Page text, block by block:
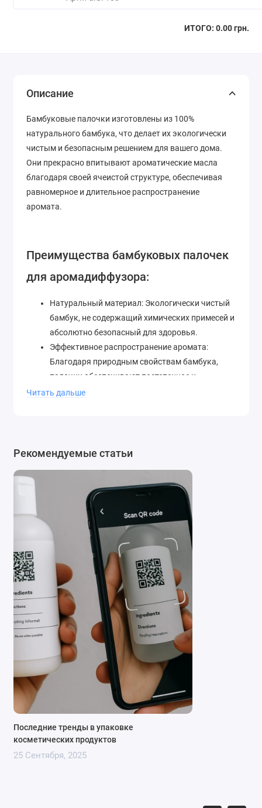
ИТОГО: 0.00 грн.
Описание
Бамбуковые палочки изготовлены из 100%
натурального бамбука, что делает их экологически
чистым и безопасным решением для вашего дома.
Они прекрасно впитывают ароматические масла
благодаря своей ячеистой структуре, обеспечивая
равномерное и длительное распространение
аромата.
Преимущества бамбуковых палочек
для аромадиффузора:
Натуральный материал: Экологически чистый
бамбук, не содержащий химических примесей и
абсолютно безопасный для здоровья.
Эффективное распространение аромата:
Благодаря природным свойствам бамбука,
палочки обеспечивают постепенное и
постоянное выделение аромата.
Лаконичный дизайн: Простые и элегантные
Способ использования:
Вставьте палочки во флакон с ароматической
жидкостью. Для усиления аромата периодически
переворачивайте палочки другой стороной.
Рекомендуемое количество палочек для одного
флакона – 4-6 штук в зависимости от желаемой
интенсивности аромата.
Вы можете ознакомиться с другими выгодными
предложениями на нашем сайте –
Обратившись к нам Вы всегда можете рассчитывать
на квалифицированную помощь в интересующем Вас
Читать дальше
Рекомендуемые статьи
Последние тренды в упаковке
косметических продуктов
25 Сентября, 2025